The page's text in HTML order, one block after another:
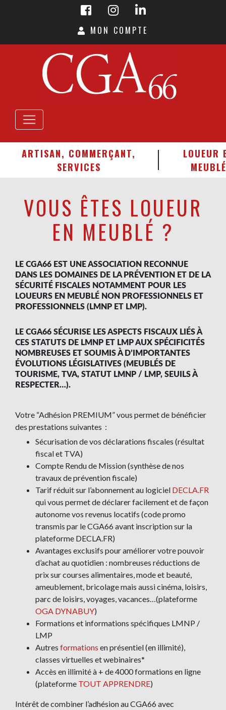
MON COMPTE
ARTISAN, COMMERÇANT,
SERVICES
LOUEUR
MEUBLÉ
VOUS ÊTES LOUEUR
EN MEUBLÉ ?
LE CGA66 EST UNE ASSOCIATION RECONNUE
DANS LES DOMAINES DE LA PRÉVENTION ET DE LA
SÉCURITÉ FISCALES NOTAMMENT POUR LES
LOUEURS EN MEUBLÉ NON PROFESSIONNELS ET
PROFESSIONNELS (LMNP ET LMP).
LE CGA66 SÉCURISE LES ASPECTS FISCAUX LIÉS À
CES STATUTS DE LMNP ET LMP AUX SPÉCIFICITÉS
NOMBREUSES ET SOUMIS À D’IMPORTANTES
ÉVOLUTIONS LÉGISLATIVES (MEUBLÉS DE
TOURISME, TVA, STATUT LMNP / LMP, SEUILS À
RESPECTER…).
Votre “Adhésion PREMIUM” vous permet de bénéficier
des prestations suivantes :
Sécurisation de vos déclarations fiscales (résultat
fiscal et TVA)
Compte Rendu de Mission (synthèse de nos
travaux de prévention fiscale)
Tarif réduit sur l’abonnement au logiciel DECLA.FR
qui vous permet de déclarer facilement et de façon
autonome vos revenus locatifs (code promo
transmis par le CGA66 avant inscription sur la
plateforme DECLA.FR)
Avantages exclusifs pour améliorer votre pouvoir
d’achat au quotidien : nombreuses réductions de
prix sur courses alimentaires, mode et beauté,
ameublement, bricolage mais aussi cinéma, loisirs,
parc de loisirs, voyages, vacances…(plateforme
OGA DYNABUY)
Formations et informations spécifiques LMNP /
LMP
Autres formations en présentiel (en illimité),
classes virtuelles et webinaires*
Accès en illimité à + de 4000 formations en ligne
(plateforme TOUT APPRENDRE)
Intérêt de combiner l’adhésion au CGA66 avec